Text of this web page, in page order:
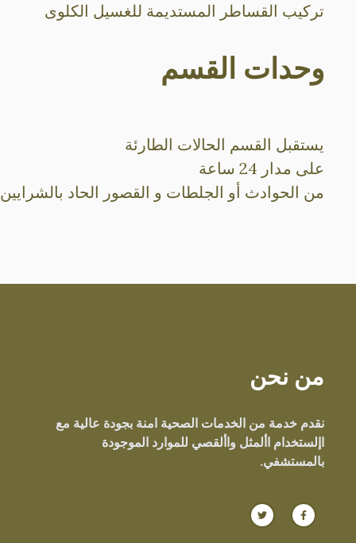
تركيب القساطر المستديمة للغسيل الكلوى
وحدات القسم
يستقبل القسم الحالات الطارئة
على مدار 24 ساعة
من الحوادث أو الجلطات و القصور الحاد بالشرايين
من نحن
نقدم خدمة من الخدمات الصحية امنة بجودة عالية مع
اإلستخدام األمثل واألقصي للموارد الموجودة
بالمستشفي.